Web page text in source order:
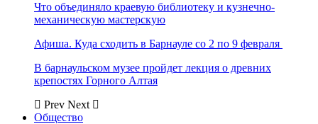
Что объединяло краевую библиотеку и кузнечно-
механическую мастерскую
Афиша. Куда сходить в Барнауле со 2 по 9 февраля
В барнаульском музее пройдет лекция о древних
крепостях Горного Алтая
Prev Next
Общество